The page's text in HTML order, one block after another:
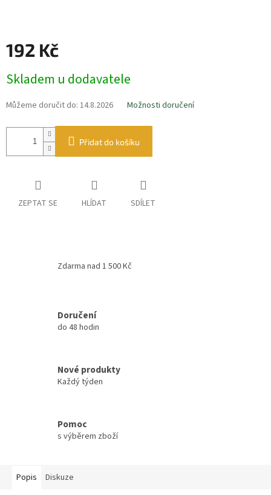
192 Kč
cena:
Skladem u dodavatele
Můžeme doručit do: 14.8.2026 Možnosti doručení
Přidat do košíku
ZEPTAT SE HLÍDAT SDÍLET
Zdarma nad 1 500 Kč
Doručení
do 48 hodin
Nové produkty
Každý týden
Pomoc
s výběrem zboží
Popis Diskuze